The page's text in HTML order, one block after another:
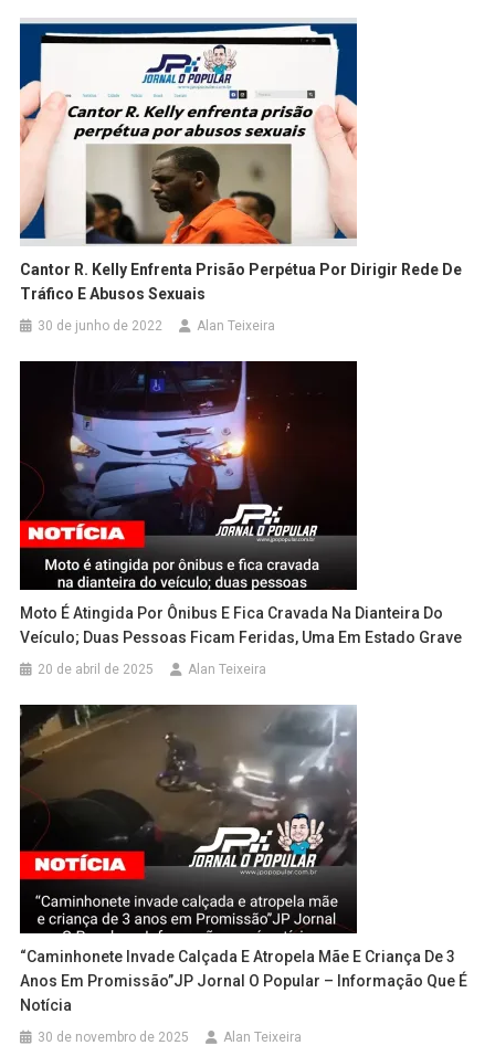
Cantor R. Kelly Enfrenta Prisão Perpétua Por Dirigir Rede De
Tráfico E Abusos Sexuais
30 de junho de 2022 Alan Teixeira
Moto É Atingida Por Ônibus E Fica Cravada Na Dianteira Do
Veículo; Duas Pessoas Ficam Feridas, Uma Em Estado Grave
20 de abril de 2025 Alan Teixeira
“Caminhonete Invade Calçada E Atropela Mãe E Criança De 3
Anos Em Promissão”JP Jornal O Popular – Informação Que É
Notícia
30 de novembro de 2025 Alan Teixeira